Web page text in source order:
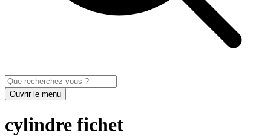
Ouvrir le menu
cylindre fichet